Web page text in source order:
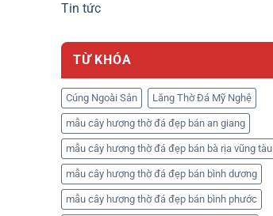
Tin tức
TỪ KHÓA
Cúng Ngoài Sân Lăng Thờ Đá Mỹ Nghệ
mẫu cây hương thờ đá đẹp bán an giang
mẫu cây hương thờ đá đẹp bán bà rịa vũng tàu
mẫu cây hương thờ đá đẹp bán bình dương
mẫu cây hương thờ đá đẹp bán bình phước